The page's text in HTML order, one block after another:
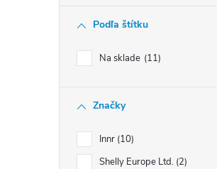
Podľa štítku
Na sklade 11
Značky
Innr 10
Shelly Europe Ltd. 2